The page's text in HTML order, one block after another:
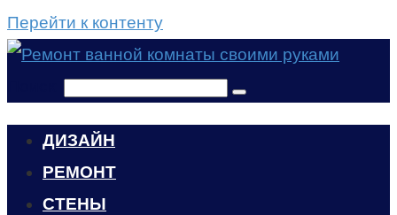
Перейти к контенту
ДИЗАЙН
РЕМОНТ
СТЕНЫ